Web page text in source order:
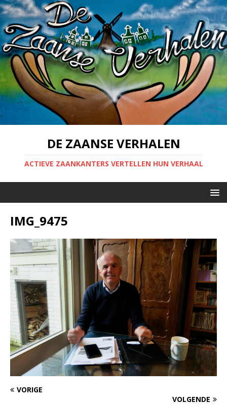
DE ZAANSE VERHALEN
ACTIEVE ZAANKANTERS VERTELLEN HUN VERHAAL
IMG_9475
VORIGE
VOLGENDE